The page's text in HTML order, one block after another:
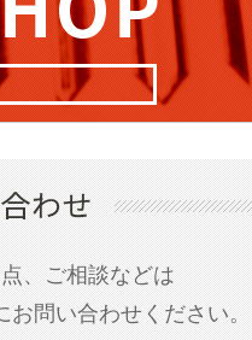
、ご相談などは
お問い合わせください。